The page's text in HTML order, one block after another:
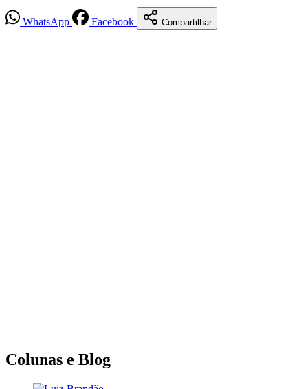
WhatsApp Facebook Compartilhar
Colunas e Blog